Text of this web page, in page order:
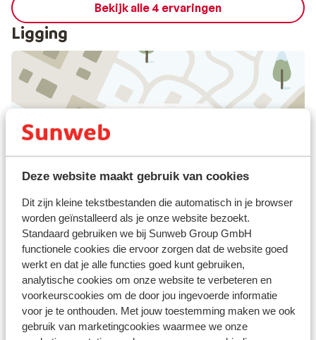
Deze website maakt gebruik van cookies
Dit zijn kleine tekstbestanden die automatisch in je browser
worden geïnstalleerd als je onze website bezoekt.
Standaard gebruiken we bij Sunweb Group GmbH
functionele cookies die ervoor zorgen dat de website goed
werkt en dat je alle functies goed kunt gebruiken,
analytische cookies om onze website te verbeteren en
voorkeurscookies om de door jou ingevoerde informatie
voor je te onthouden. Met jouw toestemming maken we ook
gebruik van marketingcookies waarmee we onze
Bekijk alle 4 ervaringen
Ligging
Afstanden
Centrum Mezzana: 650 m
Treinstation: 150 m
Skipiste: 100 m
Skibushalte: 50 m
Skilift: 100 m
Winkels: 800 m
(Mini)supermarkt: 800 m
Restaurant: 25 m